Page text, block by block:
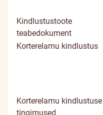
Kindlustustoote
teabedokument
Korterelamu kindlustus
Korterelamu kindlustuse
tingimused